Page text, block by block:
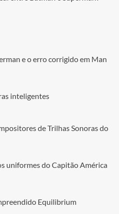
e o erro corrigido em Man
inteligentes
de Trilhas Sonoras do
uniformes do Capitão América
Equilibrium